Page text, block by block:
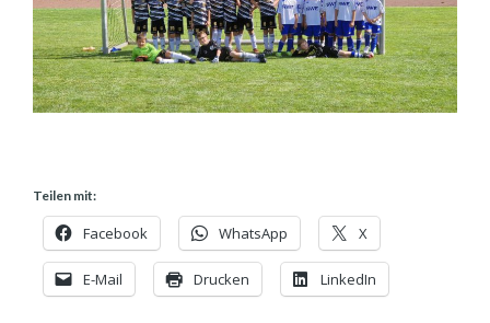
Teilen mit:
Facebook WhatsApp X
E-Mail Drucken LinkedIn